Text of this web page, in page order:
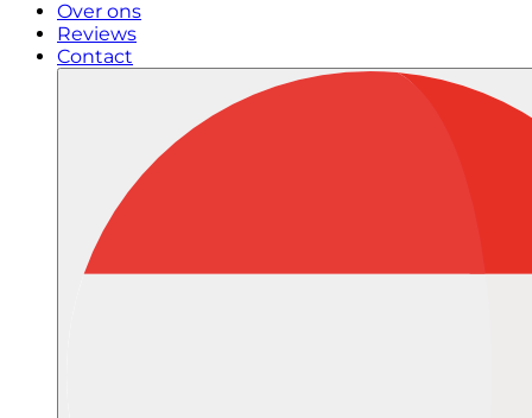
Over ons
Reviews
Contact